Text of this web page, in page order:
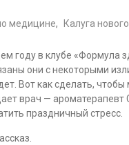
медицине, Калуга
году в клубе
они с некоторыми
Вот как сделать,
врач — ароматерапевт
праздничный стресс.